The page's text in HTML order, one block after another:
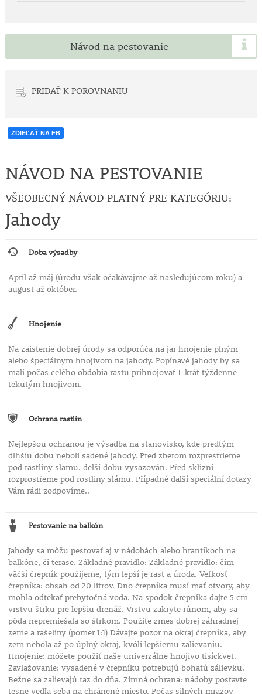
Návod na pestovanie
PRIDAŤ K POROVNANIU
ZDIEĽAŤ NA FB
NÁVOD NA PESTOVANIE
VŠEOBECNÝ NÁVOD PLATNÝ PRE KATEGÓRIU:
Jahody
Doba výsadby
Apríl až máj (úrodu však očakávajme až nasledujúcom roku) a
august až október.
Hnojenie
Na zaistenie dobrej úrody sa odporúča na jar hnojenie plným
alebo špeciálnym hnojivom na jahody. Popínavé jahody by sa
mali počas celého obdobia rastu prihnojovať 1-krát týždenne
tekutým hnojivom.
Ochrana rastlín
Nejlepšou ochranou je výsadba na stanovisko, kde predtým
dlhšiu dobu neboli sadené jahody. Pred zberom rozprestrieme
pod rastliny slamu. delší dobu vysazován. Před sklizní
rozprostřeme pod rostliny slámu. Případné další speciální dotazy
Vám rádi zodpovíme..
Pestovanie na balkón
Jahody sa môžu pestovať aj v nádobách alebo hrantíkoch na
balkóne, či terase. Základné pravidlo: Základné pravidlo: čím
väčší črepník použijeme, tým lepší je rast a úroda. Veľkosť
črepníka: obsah od 20 litrov. Dno črepníka musí mať otvory, aby
mohla odtekať prebytočná voda. Na spodok črepníka dajte 5 cm
vrstvu štrku pre lepšiu drenáž. Vrstvu zakryte rúnom, aby sa
pôda nepremiešala so štrkom. Použite zmes dobrej záhradnej
zeme a rašeliny (pomer 1:1) Dávajte pozor na okraj črepníka, aby
zem nebola až po úplný okraj, kvôli lepšiemu zalievaniu.
Hnojenie: môžete použiť naše univerzálne hnojivo tisíckvet.
Zavlažovanie: vysadené v črepníku potrebujú bohatú zálievku.
Bežne sa zalievajú raz do dňa. Zimná ochrana: nádoby postavte
tesne vedľa seba na chránené miesto. Počas silných mrazov